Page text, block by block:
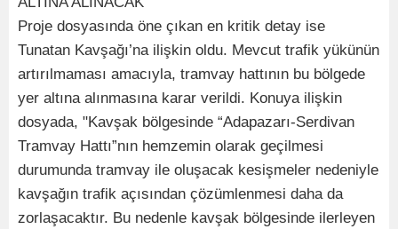
Proje dosyasında öne çıkan en kritik detay ise
Tunatan Kavşağı’na ilişkin oldu. Mevcut trafik yükünün
artırılmaması amacıyla, tramvay hattının bu bölgede
yer altına alınmasına karar verildi. Konuya ilişkin
dosyada, "Kavşak bölgesinde “Adapazarı-Serdivan
Tramvay Hattı”nın hemzemin olarak geçilmesi
durumunda tramvay ile oluşacak kesişmeler nedeniyle
kavşağın trafik açısından çözümlenmesi daha da
zorlaşacaktır. Bu nedenle kavşak bölgesinde ilerleyen